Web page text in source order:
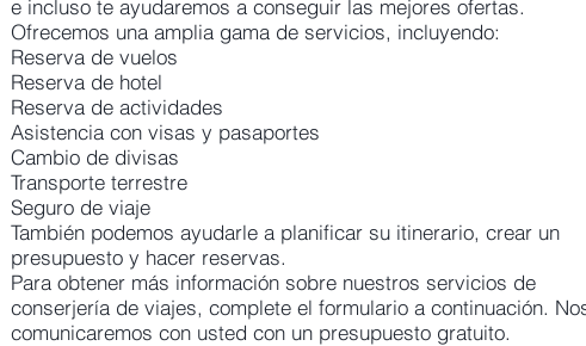
e incluso te ayudaremos a conseguir las mejores ofertas.
Ofrecemos una amplia gama de servicios, incluyendo:
Reserva de vuelos
Reserva de hotel
Reserva de actividades
Asistencia con visas y pasaportes
Cambio de divisas
Transporte terrestre
Seguro de viaje
También podemos ayudarle a planificar su itinerario, crear un
presupuesto y hacer reservas.
Para obtener más información sobre nuestros servicios de
conserjería de viajes, complete el formulario a continuación.
comunicaremos con usted con un presupuesto gratuito.